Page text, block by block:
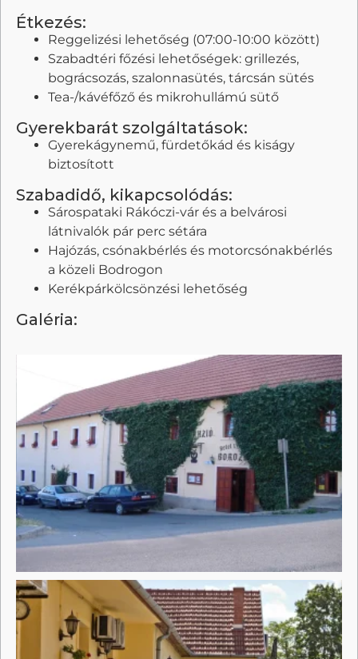
Étkezés:
Reggelizési lehetőség (07:00-10:00 között)
Szabadtéri főzési lehetőségek: grillezés,
bográcsozás, szalonnasütés, tárcsán sütés
Tea-/kávéfőző és mikrohullámú sütő
Gyerekbarát szolgáltatások:
Gyerekágynemű, fürdetőkád és kiságy
biztosított
Szabadidő, kikapcsolódás:
Sárospataki Rákóczi-vár és a belvárosi
látnivalók pár perc sétára
Hajózás, csónakbérlés és motorcsónakbérlés
a közeli Bodrogon
Kerékpárkölcsönzési lehetőség
Galéria: